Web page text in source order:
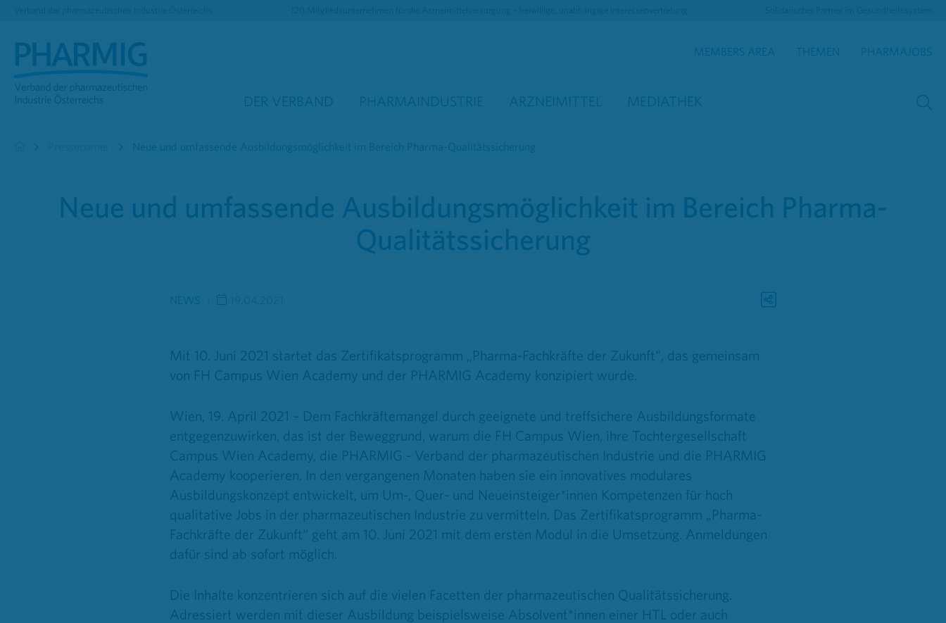
MEMBERS AREA THEMEN PHARMAJOBS
DER VERBAND PHARMAINDUSTRIE ARZNEIMITTEL MEDIATHEK
Neue und umfassende Ausbildungsmöglichkeit im Bereich Pharma-Qualitätssicherung
Neue und umfassende Ausbildungsmöglichkeit im Bereich Pharma-
Qualitätssicherung
NEWS
Mit 10. Juni 2021 startet das Zertifikatsprogramm „Pharma-Fachkräfte der Zukunft“, das gemeinsam
von FH Campus Wien Academy und der PHARMIG Academy konzipiert wurde.
Wien, 19. April 2021 – Dem Fachkräftemangel durch geeignete und treffsichere Ausbildungsformate
entgegenzuwirken, das ist der Beweggrund, warum die FH Campus Wien, ihre Tochtergesellschaft
Campus Wien Academy, die PHARMIG - Verband der pharmazeutischen Industrie und die PHARMIG
Academy kooperieren. In den vergangenen Monaten haben sie ein innovatives modulares
Ausbildungskonzept entwickelt, um Um-, Quer- und Neueinsteiger*innen Kompetenzen für hoch
qualitative Jobs in der pharmazeutischen Industrie zu vermitteln. Das Zertifikatsprogramm „Pharma-
Fachkräfte der Zukunft“ geht am 10. Juni 2021 mit dem ersten Modul in die Umsetzung. Anmeldungen
dafür sind ab sofort möglich.
Die Inhalte konzentrieren sich auf die vielen Facetten der pharmazeutischen Qualitätssicherung.
Adressiert werden mit dieser Ausbildung beispielsweise Absolvent*innen einer HTL oder auch